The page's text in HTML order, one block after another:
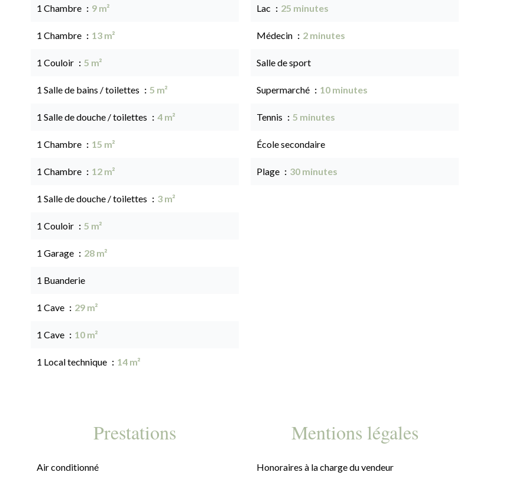
1 Chambre 9 m²
1 Chambre 13 m²
1 Couloir 5 m²
1 Salle de bains / toilettes 5 m²
1 Salle de douche / toilettes 4 m²
1 Chambre 15 m²
1 Chambre 12 m²
1 Salle de douche / toilettes 3 m²
1 Couloir 5 m²
1 Garage 28 m²
1 Buanderie
1 Cave 29 m²
1 Cave 10 m²
1 Local technique 14 m²
Lac 25 minutes
Médecin 2 minutes
Salle de sport
Supermarché 10 minutes
Tennis 5 minutes
École secondaire
Plage 30 minutes
Prestations
Air conditionné
Mentions légales
Honoraires à la charge du vendeur